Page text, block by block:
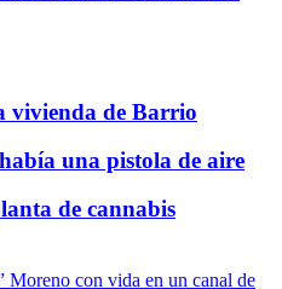
vivienda de Barrio
una pistola de aire
de cannabis